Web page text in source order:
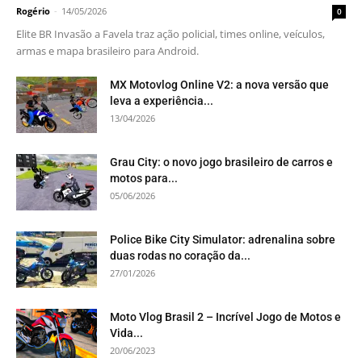
Rogério - 14/05/2026 0
Elite BR Invasão a Favela traz ação policial, times online, veículos,
armas e mapa brasileiro para Android.
MX Motovlog Online V2: a nova versão que
leva a experiência...
13/04/2026
Grau City: o novo jogo brasileiro de carros e
motos para...
05/06/2026
Police Bike City Simulator: adrenalina sobre
duas rodas no coração da...
27/01/2026
Moto Vlog Brasil 2 – Incrível Jogo de Motos e
Vida...
20/06/2023